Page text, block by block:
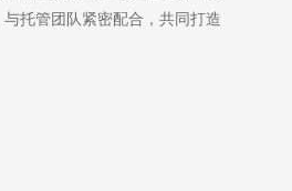
托管团队紧密配合，共同打造